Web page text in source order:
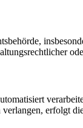
erfolgt